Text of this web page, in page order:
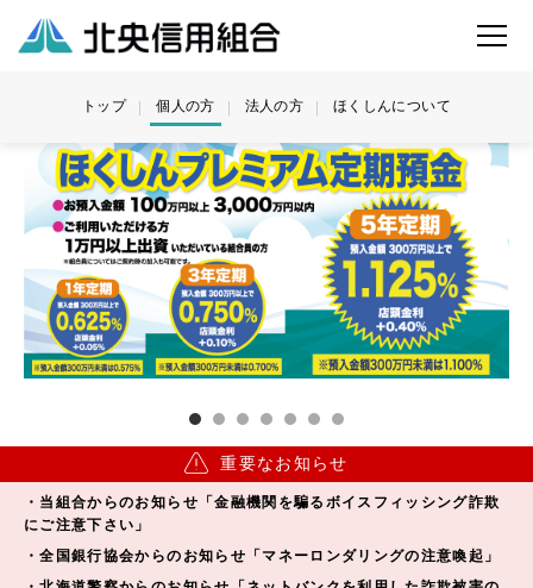
トップ 個人の方 法人の方 ほくしんについて
重要なお知らせ
・当組合からのお知らせ「金融機関を騙るボイスフィッシング詐欺
にご注意下さい」
・全国銀行協会からのお知らせ「マネーロンダリングの注意喚起」